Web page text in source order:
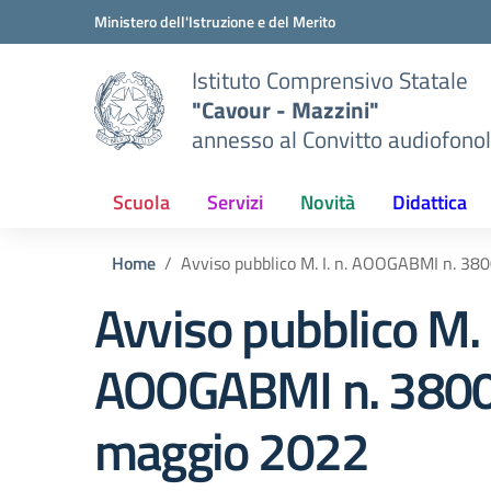
Vai ai contenuti
Vai al menu di navigazioneMinistero dell'Istruzione e del Merito
Istituto Comprensivo Statale
"Cavour - Mazzini"
annesso al Convitto
Scuola Servizi Novità Didattica
Home Avviso pubblico M. I. n. AOOGABMI n.
Avviso pubblico M.
AOOGABMI n.
maggio 2022